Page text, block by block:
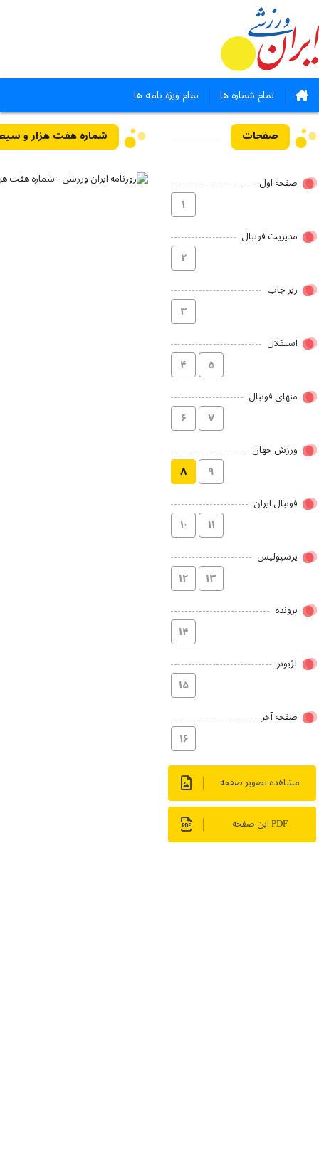
تمام شماره ها تمام ویژه نامه ها
صفحات
صفحه اول
۱
مدیریت فوتبال
۲
زیر چاپ
۳
استقلال
۴ ۵
منهای فوتبال
۶ ۷
ورزش جهان
۸ ۹
فوتبال ایران
۱۰ ۱۱
پرسپولیس
۱۲ ۱۳
پرونده
۱۴
لژیونر
۱۵
صفحه آخر
۱۶
مشاهده تصویر صفحه
PDF این صفحه
شماره هفت هزار و سیصد و